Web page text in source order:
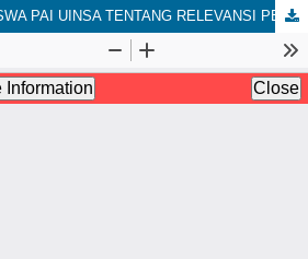
PERSEPSI MAHASISWA PAI UINSA TENTANG RELEVANSI PEMBELAJARAN AGAMA ISLAM DAN KEBUDAYAAN JAWA